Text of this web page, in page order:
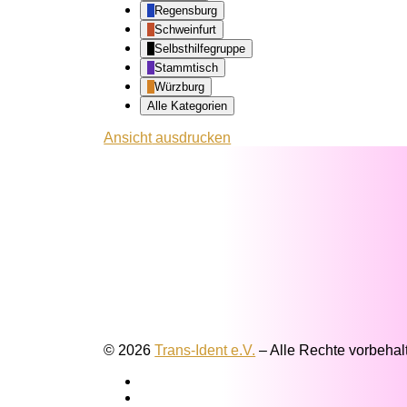
Regensburg
Schweinfurt
Selbsthilfegruppe
Stammtisch
Würzburg
Alle Kategorien
Ansichtausdrucken
© 2026 Trans-Ident e.V. –Alle Rechte